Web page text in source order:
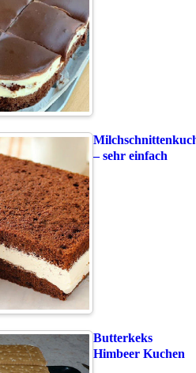
– sehr einfach
Butterkeks
Himbeer Kuchen